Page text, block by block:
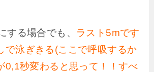
する場合でも、 ラスト5mです
で泳ぎきる(ここで呼吸するか
0,1秒変わると思って！！すべ